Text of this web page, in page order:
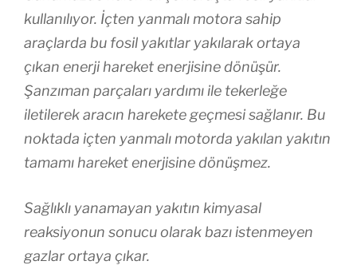
kullanılıyor. İçten yanmalı motora sahip
araçlarda bu fosil yakıtlar yakılarak ortaya
çıkan enerji hareket enerjisine dönüşür.
Şanzıman parçaları yardımı ile tekerleğe
iletilerek aracın harekete geçmesi sağlanır. Bu
noktada içten yanmalı motorda yakılan yakıtın
tamamı hareket enerjisine dönüşmez.
Sağlıklı yanamayan yakıtın kimyasal
reaksiyonun sonucu olarak bazı istenmeyen
gazlar ortaya çıkar.